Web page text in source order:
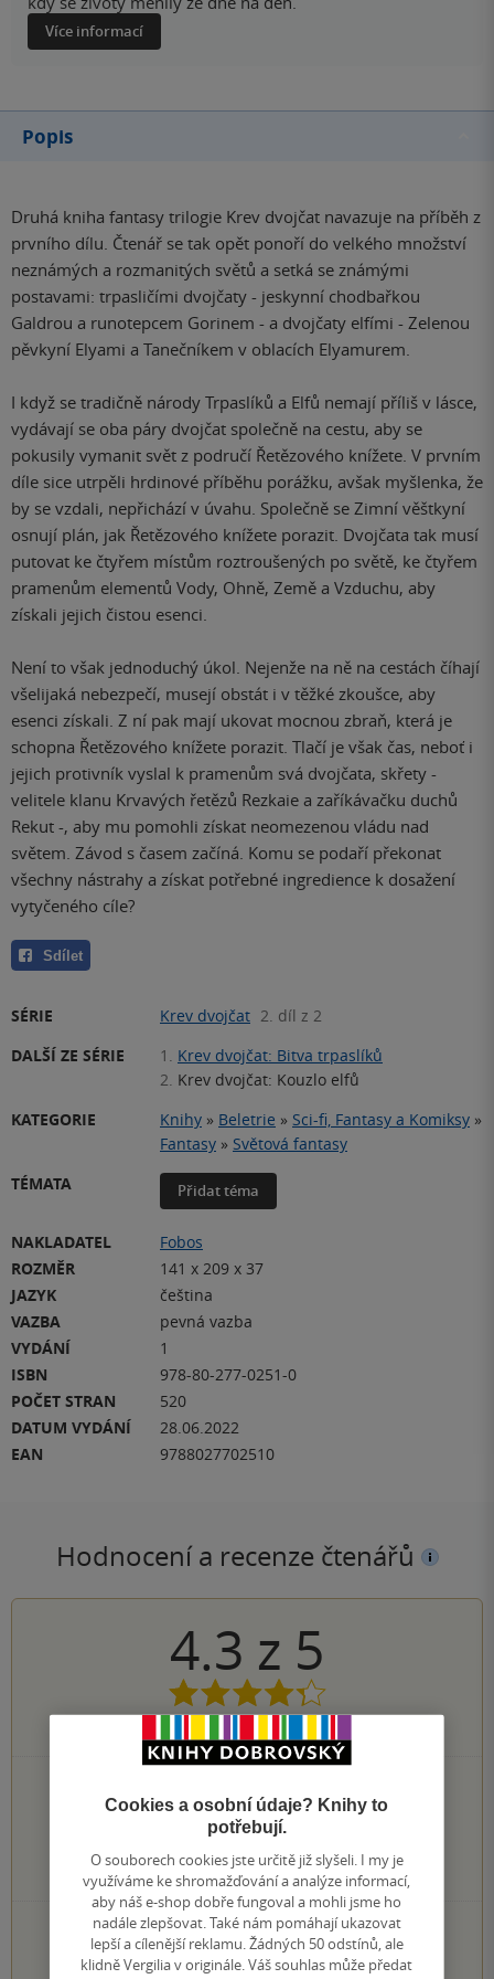
Více informací
Popis
Druhá kniha fantasy trilogie Krev dvojčat navazuje na příběh z
prvního dílu. Čtenář se tak opět ponoří do velkého množství
neznámých a rozmanitých světů a setká se známými
postavami: trpasličími dvojčaty - jeskynní chodbařkou
Galdrou a runotepcem Gorinem - a dvojčaty elfími - Zelenou
pěvkyní Elyami a Tanečníkem v oblacích Elyamurem.
I když se tradičně národy Trpaslíků a Elfů nemají příliš v lásce,
vydávají se oba páry dvojčat společně na cestu, aby se
pokusily vymanit svět z područí Řetězového knížete. V prvním
díle sice utrpěli hrdinové příběhu porážku, avšak myšlenka, že
by se vzdali, nepřichází v úvahu. Společně se Zimní věštkyní
osnují plán, jak Řetězového knížete porazit. Dvojčata tak musí
putovat ke čtyřem místům roztroušených po světě, ke čtyřem
pramenům elementů Vody, Ohně, Země a Vzduchu, aby
získali jejich čistou esenci.
Není to však jednoduchý úkol. Nejenže na ně na cestách číhají
všelijaká nebezpečí, musejí obstát i v těžké zkoušce, aby
esenci získali. Z ní pak mají ukovat mocnou zbraň, která je
schopna Řetězového knížete porazit. Tlačí je však čas, neboť i
jejich protivník vyslal k pramenům svá dvojčata, skřety -
velitele klanu Krvavých řetězů Rezkaie a zaříkávačku duchů
Rekut -, aby mu pomohli získat neomezenou vládu nad
světem. Závod s časem začíná. Komu se podaří překonat
všechny nástrahy a získat potřebné ingredience k dosažení
vytyčeného cíle?
Sdílet
SÉRIE Krev dvojčat 2. díl z 2
DALŠÍ ZE SÉRIE
1. Krev dvojčat: Bitva trpaslíků
2. Krev dvojčat: Kouzlo elfů
KATEGORIE
Knihy » Beletrie » Sci-fi, Fantasy a Komiksy »
Fantasy » Světová fantasy
TÉMATA
Přidat téma
NAKLADATEL
Fobos
ROZMĚR
141 x 209 x 37
JAZYK
čeština
VAZBA
pevná vazba
VYDÁNÍ
1
ISBN
978-80-277-0251-0
POČET STRAN
520
DATUM VYDÁNÍ
28.06.2022
EAN
9788027702510
Hodnocení a recenze čtenářů
4.3 z 5
2×
4 hvězdičky
2×
3 hvězdičky
1×
2 hvězdičky
0×
1 hvezdička
PŘIDEJTE SVÉ HODNOCENÍ KNIHY
Hodnocení našich knihkupců: 0.0 z 5
Cookies a osobní údaje? Knihy to
potřebují.
O souborech cookies jste určitě již slyšeli. I my je
využíváme ke shromažďování a analýze informací,
aby náš e-shop dobře fungoval a mohli jsme ho
nadále zlepšovat. Také nám pomáhají ukazovat
lepší a cílenější reklamu. Žádných 50 odstínů, ale
klidně Vergilia v originále. Váš souhlas může předat